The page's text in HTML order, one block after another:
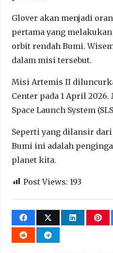
Glover akan menjadi
pertama yang
orbit rendah Bumi.
dalam misi tersebut.
Misi Artemis II
Center pada 1 April
Space Launch System
Seperti yang dilansir dari
Bumi ini adalah
planet kita.
Post Views: 193